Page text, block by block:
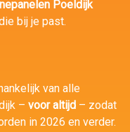
Poeldijk
bij je past.
van alle
– voor altijd – zodat
in 2026 en verder.